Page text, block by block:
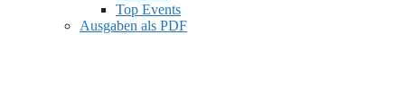
Top Events
Ausgaben als PDF